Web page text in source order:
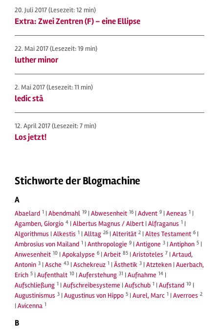
20. Juli 2017(Lesezeit: 12 min)
Extra: Zwei Zentren (F) – eine Ellipse
22. Mai 2017(Lesezeit: 19 min)
luther minor
2. Mai 2017(Lesezeit: 11 min)
ledic stâ
12. April 2017(Lesezeit: 7 min)
Los jetzt!
Stichworte der Blogmachine
A
Abaelard 1 |Abendmahl 19 |Abwesenheit 16 |Advent 9 |Aeneas 1 |
Agamben, Giorgio 4 |Albertus Magnus / Albert |Alfraganus 1 |
Algorithmus |Alkestis 1 |Alltag 26 |Alterität 2 |Altes Testament 6 |
Ambrosius von Mailand 1 |Anthropologie 9 |Antigone 3 |Antiphon 5 |
Anwesenheit 10 |Apokalypse 6 |Arbeit 85 |Aristoteles 7 |Artaud,
Antonin 3 |Asche 43 |Aschekreuz 1 |Ästhetik 3 |Atzteken |Auerbach,
Erich 5 |Aufenthalt 10 |Auferstehung 31 |Aufnahme 14 |
Aufschließung 1 |Aufschreibesysteme |Aufschub 1 |Aufstand 10 |
Augustinismus 3 |Augustinus von Hippo 5 |Aurel, Marc 1 |Averroes 2
|Avicenna 1
B